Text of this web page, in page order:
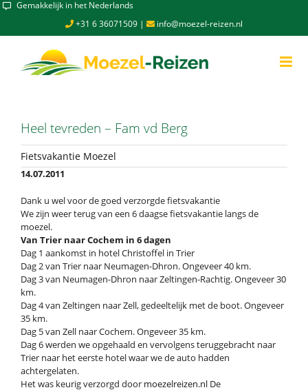
Skip Gemakkelijk in het Nederlands
+31 6 36071509 | info@moezel-reizen.nl
Heel tevreden – Fam vd Berg
Fietsvakantie Moezel
14.07.2011
Dank u wel voor de goed verzorgde fietsvakantie
We zijn weer terug van een 6 daagse fietsvakantie langs de
moezel.
Van Trier naar Cochem in 6 dagen
Dag 1 aankomst in hotel Christoffel in Trier
Dag 2 van Trier naar Neumagen-Dhron. Ongeveer 40 km.
Dag 3 van Neumagen-Dhron naar Zeltingen-Rachtig. Ongeveer 30
km.
Dag 4 van Zeltingen naar Zell, gedeeltelijk met de boot. Ongeveer
35 km.
Dag 5 van Zell naar Cochem. Ongeveer 35 km.
Dag 6 werden we opgehaald en vervolgens teruggebracht naar
Trier naar het eerste hotel waar we de auto hadden
achtergelaten.
Het was keurig verzorgd door moezelreizen.nl De